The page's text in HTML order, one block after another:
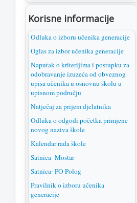
Korisne informacije
Odluka o izboru učenika generacije
Oglas za izbor učenika generacije
Naputak o kriterijima i postupku za
odobravanje izuzeća od obveznog
upisa učenika u osnovnu školu u
upisnom području
Natječaj za prijem djelatnika
Odluka o odgodi početka primjene
novog naziva škole
Kalendar rada škole
Satnica- Mostar
Satnica- PO Polog
Pravilnik o izboru učenika
generacije